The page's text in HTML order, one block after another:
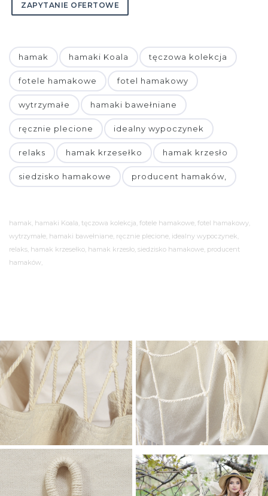
ZAPYTANIE OFERTOWE
hamak hamaki Koala tęczowa kolekcja
fotele hamakowe fotel hamakowy
wytrzymałe hamaki bawełniane
ręcznie plecione idealny wypoczynek
relaks hamak krzesełko hamak krzesło
siedzisko hamakowe producent hamaków,
hamak, hamaki Koala, tęczowa kolekcja, fotele hamakowe, fotel hamakowy,
wytrzymałe, hamaki bawełniane, ręcznie plecione, idealny wypoczynek,
relaks, hamak krzesełko, hamak krzesło, siedzisko hamakowe, producent
hamaków,